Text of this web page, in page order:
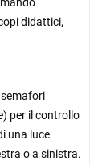
didattici,
per il controllo
una luce
o a sinistra.